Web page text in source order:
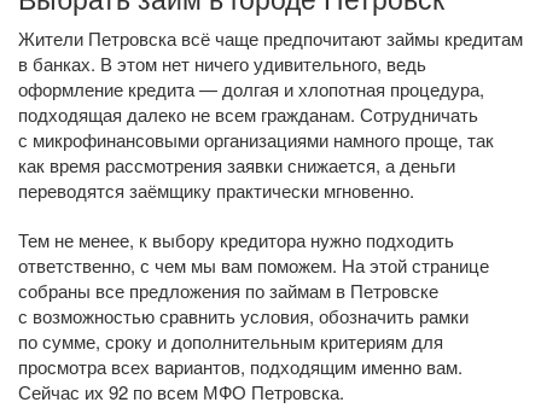
Жители Петровска всё чаще предпочитают займы кредитам
в банках. В этом нет ничего удивительного, ведь
оформление кредита — долгая и хлопотная процедура,
подходящая далеко не всем гражданам. Сотрудничать
с микрофинансовыми организациями намного проще, так
как время рассмотрения заявки снижается, а деньги
переводятся заёмщику практически мгновенно.
Тем не менее, к выбору кредитора нужно подходить
ответственно, с чем мы вам поможем. На этой странице
собраны все предложения по займам в Петровске
с возможностью сравнить условия, обозначить рамки
по сумме, сроку и дополнительным критериям для
просмотра всех вариантов, подходящим именно вам.
Сейчас их 92 по всем МФО Петровска.